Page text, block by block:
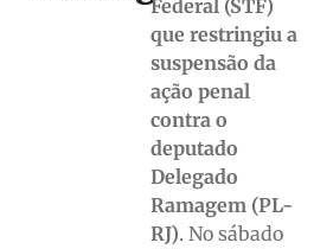
Federal (STF)
que restringiu a
suspensão da
ação penal
contra o
deputado
Delegado
Ramagem (PL-
RJ). No sábado